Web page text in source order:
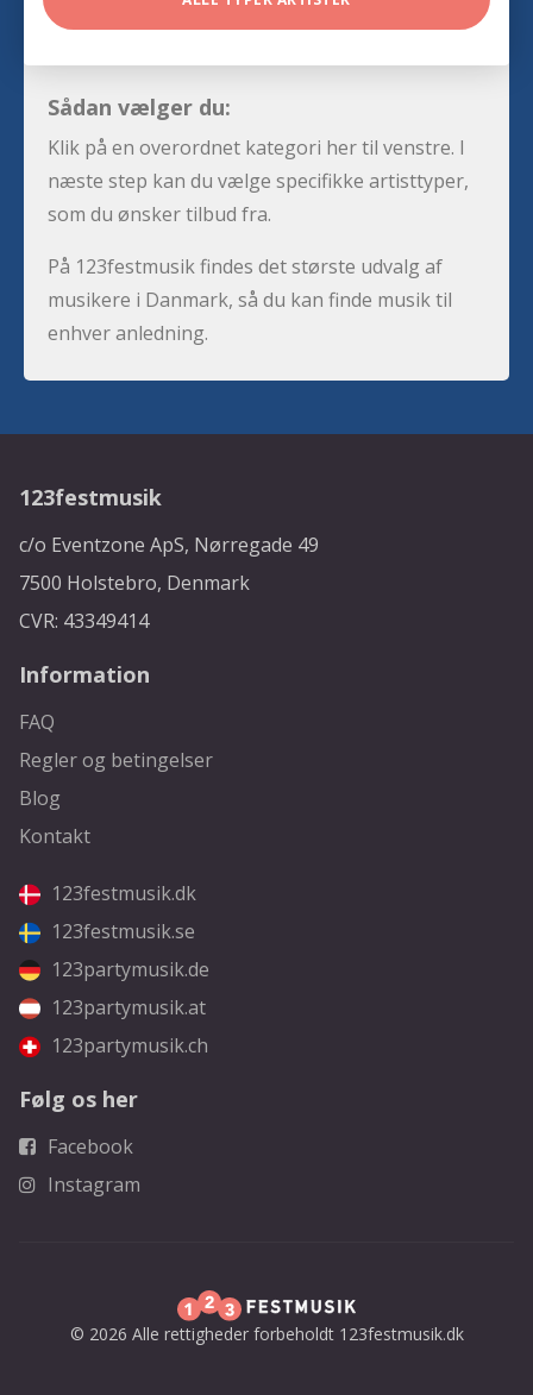
Sådan vælger du:
Klik på en overordnet kategori her til venstre. I
næste step kan du vælge specifikke artisttyper,
som du ønsker tilbud fra.
På 123festmusik findes det største udvalg af
musikere i Danmark, så du kan finde musik til
enhver anledning.
123festmusik
c/o Eventzone ApS, Nørregade 49
7500 Holstebro, Denmark
CVR: 43349414
Information
FAQ
Regler og betingelser
Blog
Kontakt
123festmusik.dk
123festmusik.se
123partymusik.de
123partymusik.at
123partymusik.ch
Følg os her
Facebook
Instagram
© 2026 Alle rettigheder forbeholdt 123festmusik.dk